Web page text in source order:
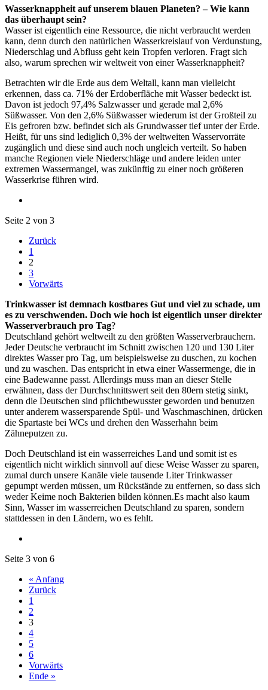
Wasserknappheit auf unserem blauen Planeten? – Wie kann
das überhaupt sein?
Wasser ist eigentlich eine Ressource, die nicht verbraucht werden
kann, denn durch den natürlichen Wasserkreislauf von Verdunstung,
Niederschlag und Abfluss geht kein Tropfen verloren. Fragt sich
also, warum sprechen wir weltweit von einer Wasserknappheit?
Betrachten wir die Erde aus dem Weltall, kann man vielleicht
erkennen, dass ca. 71% der Erdoberfläche mit Wasser bedeckt ist.
Davon ist jedoch 97,4% Salzwasser und gerade mal 2,6%
Süßwasser. Von den 2,6% Süßwasser wiederum ist der Großteil zu
Eis gefroren bzw. befindet sich als Grundwasser tief unter der Erde.
Heißt, für uns sind lediglich 0,3% der weltweiten Wasservorräte
zugänglich und diese sind auch noch ungleich verteilt. So haben
manche Regionen viele Niederschläge und andere leiden unter
extremen Wassermangel, was zukünftig zu einer noch größeren
Wasserkrise führen wird.
Seite 2 von 3
Zurück
1
2
3
Vorwärts
Trinkwasser ist demnach kostbares Gut und viel zu schade, um
es zu verschwenden. Doch wie hoch ist eigentlich unser direkter
Wasserverbrauch pro Tag?
Deutschland gehört weltweilt zu den größten Wasserverbrauchern.
Jeder Deutsche verbraucht im Schnitt zwischen 120 und 130 Liter
direktes Wasser pro Tag, um beispielsweise zu duschen, zu kochen
und zu waschen. Das entspricht in etwa einer Wassermenge, die in
eine Badewanne passt. Allerdings muss man an dieser Stelle
erwähnen, dass der Durchschnittswert seit den 80ern stetig sinkt,
denn die Deutschen sind pflichtbewusster geworden und benutzen
unter anderem wassersparende Spül- und Waschmaschinen, drücken
die Spartaste bei WCs und drehen den Wasserhahn beim
Zähneputzen zu.
Doch Deutschland ist ein wasserreiches Land und somit ist es
eigentlich nicht wirklich sinnvoll auf diese Weise Wasser zu sparen,
zumal durch unsere Kanäle viele tausende Liter Trinkwasser
gepumpt werden müssen, um Rückstände zu entfernen, so dass sich
weder Keime noch Bakterien bilden können.Es macht also kaum
Sinn, Wasser im wasserreichen Deutschland zu sparen, sondern
stattdessen in den Ländern, wo es fehlt.
Seite 3 von 6
« Anfang
Zurück
1
2
3
4
5
6
Vorwärts
Ende »